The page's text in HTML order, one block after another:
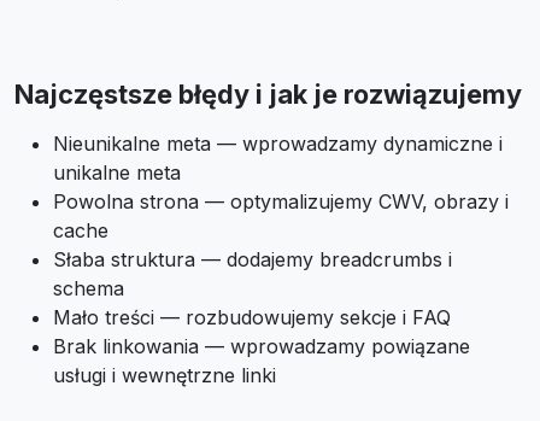
Najczęstsze błędy i jak je rozwiązujemy
Nieunikalne meta — wprowadzamy dynamiczne i
unikalne meta
Powolna strona — optymalizujemy CWV, obrazy i
cache
Słaba struktura — dodajemy breadcrumbs i
schema
Mało treści — rozbudowujemy sekcje i FAQ
Brak linkowania — wprowadzamy powiązane
usługi i wewnętrzne linki